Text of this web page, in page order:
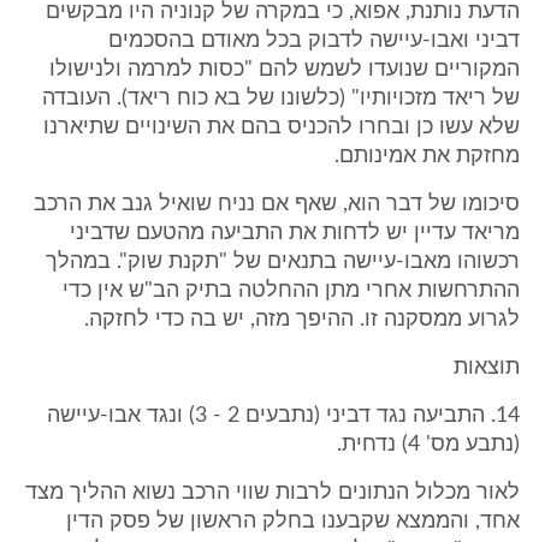
הדעת נותנת, אפוא, כי במקרה של קנוניה היו מבקשים
דביני ואבו-עיישה לדבוק בכל מאודם בהסכמים
המקוריים שנועדו לשמש להם "כסות למרמה ולנישולו
של ריאד מזכויותיו" (כלשונו של בא כוח ריאד). העובדה
שלא עשו כן ובחרו להכניס בהם את השינויים שתיארנו
מחזקת את אמינותם.
סיכומו של דבר הוא, שאף אם נניח שואיל גנב את הרכב
מריאד עדיין יש לדחות את התביעה מהטעם שדביני
רכשוהו מאבו-עיישה בתנאים של "תקנת שוק". במהלך
ההתרחשות אחרי מתן ההחלטה בתיק הב"ש אין כדי
לגרוע ממסקנה זו. ההיפך מזה, יש בה כדי לחזקה.
תוצאות
14. התביעה נגד דביני (נתבעים 2 - 3) ונגד אבו-עיישה
(נתבע מס' 4) נדחית.
לאור מכלול הנתונים לרבות שווי הרכב נשוא ההליך מצד
אחד, והממצא שקבענו בחלק הראשון של פסק הדין